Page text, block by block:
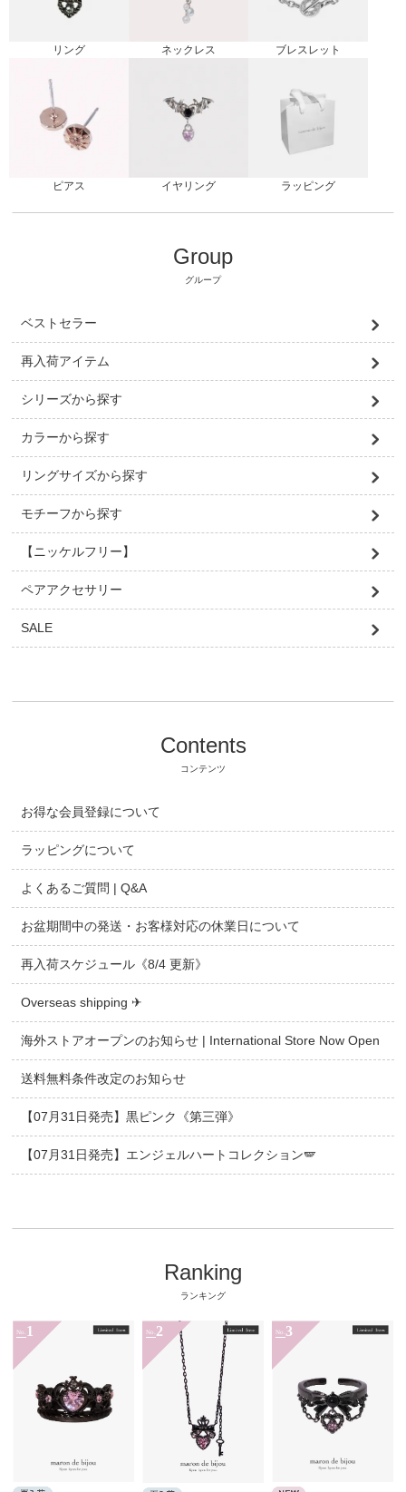
リング ネックレス ブレスレット
ピアス イヤリング ラッピング
Group
グループ
ベストセラー
再入荷アイテム
シリーズから探す
カラーから探す
リングサイズから探す
モチーフから探す
【ニッケルフリー】
ペアアクセサリー
SALE
Contents
コンテンツ
お得な会員登録について
ラッピングについて
よくあるご質問 | Q&A
お盆期間中の発送・お客様対応の休業日について
再入荷スケジュール《8/4 更新》
Overseas shipping ✈
海外ストアオープンのお知らせ | International Store Now Open
送料無料条件改定のお知らせ
【07月31日発売】黒ピンク《第三弾》
【07月31日発売】エンジェルハートコレクション🪽
Ranking
ランキング
No. 1 No. 2 No. 3